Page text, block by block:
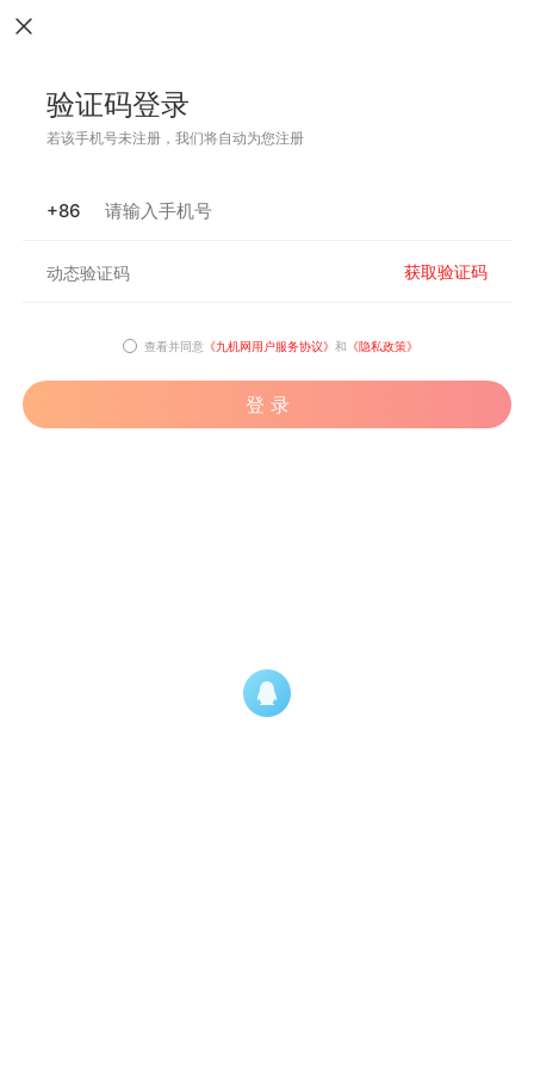
验证码登录
若该手机号未注册，我们将自动为您注册
+86
获取验证码
查看并同意 《九机网用户服务协议》 和 《隐私政策》
登 录